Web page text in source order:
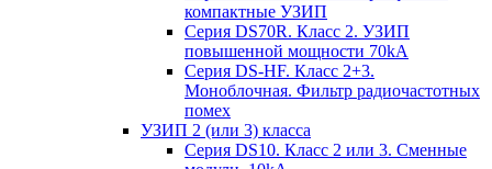
компактные УЗИП
Серия DS70R. Класс 2. УЗИП
повышенной мощности 70kA
Серия DS-HF. Класс 2+3.
Моноблочная. Фильтр радиочастотных
помех
УЗИП 2 (или 3) класса
Серия DS10. Класс 2 или 3. Сменные